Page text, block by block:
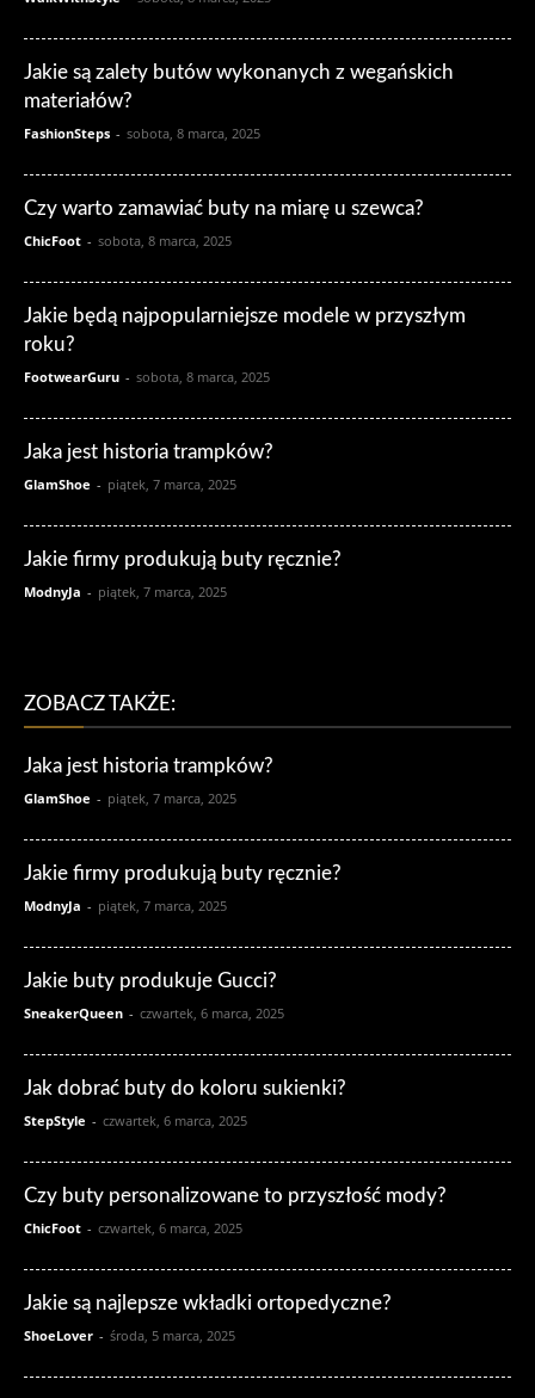
Jakie są zalety butów wykonanych z wegańskich
materiałów?
FashionSteps - sobota, 8 marca, 2025
Czy warto zamawiać buty na miarę u szewca?
ChicFoot - sobota, 8 marca, 2025
Jakie będą najpopularniejsze modele w przyszłym
roku?
FootwearGuru - sobota, 8 marca, 2025
Jaka jest historia trampków?
GlamShoe - piątek, 7 marca, 2025
Jakie firmy produkują buty ręcznie?
ModnyJa - piątek, 7 marca, 2025
ZOBACZ TAKŻE:
Jaka jest historia trampków?
GlamShoe - piątek, 7 marca, 2025
Jakie firmy produkują buty ręcznie?
ModnyJa - piątek, 7 marca, 2025
Jakie buty produkuje Gucci?
SneakerQueen - czwartek, 6 marca, 2025
Jak dobrać buty do koloru sukienki?
StepStyle - czwartek, 6 marca, 2025
Czy buty personalizowane to przyszłość mody?
ChicFoot - czwartek, 6 marca, 2025
Jakie są najlepsze wkładki ortopedyczne?
ShoeLover - środa, 5 marca, 2025